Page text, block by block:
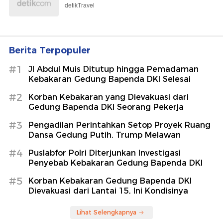
detikTravel
Berita Terpopuler
#1
Jl Abdul Muis Ditutup hingga Pemadaman
Kebakaran Gedung Bapenda DKI Selesai
#2
Korban Kebakaran yang Dievakuasi dari
Gedung Bapenda DKI Seorang Pekerja
#3
Pengadilan Perintahkan Setop Proyek Ruang
Dansa Gedung Putih, Trump Melawan
#4
Puslabfor Polri Diterjunkan Investigasi
Penyebab Kebakaran Gedung Bapenda DKI
#5
Korban Kebakaran Gedung Bapenda DKI
Dievakuasi dari Lantai 15, Ini Kondisinya
Lihat Selengkapnya